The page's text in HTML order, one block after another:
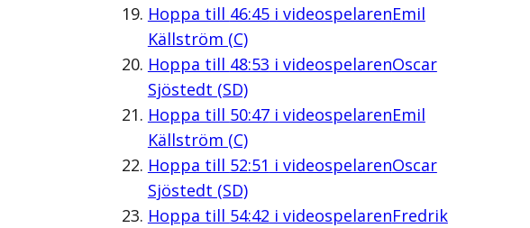
Hoppa till 46:45i videospelarenEmil
Källström (C)
Hoppa till 48:53 i videospelarenOscar
Sjöstedt (SD)
Hoppa till 50:47i videospelarenEmil
Källström (C)
Hoppa till 52:51 i videospelarenOscar
Sjöstedt (SD)
Hoppa till 54:42 i videospelarenFredrik